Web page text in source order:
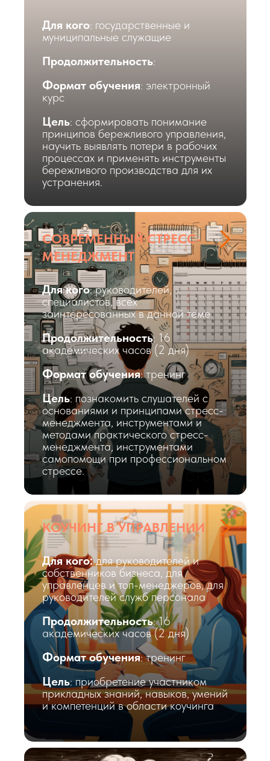
Для кого: государственные и
муниципальные служащие
Продолжительность:
Формат обучения: электронный
курс
Цель: сформировать понимание
принципов бережливого управления,
научить выявлять потери в рабочих
процессах и применять инструменты
бережливого производства для их
устранения.
СОВРЕМЕННЫЙ СТРЕСС-
МЕНЕДЖМЕНТ
Для кого: руководителей,
специалистов, всех
заинтересованных в данной теме
Продолжительность: 16
академических часов (2 дня)
Формат обучения: тренинг
Цель: познакомить слушателей с
основаниями и принципами стресс-
менеджмента, инструментами и
методами практического стресс-
менеджмента, инструментами
самопомощи при профессиональном
стрессе.
КОУЧИНГ В УПРАВЛЕНИИ
Для кого:для руководителей и
собственников бизнеса, для
управленцев и топ-менеджеров, для
руководителей служб персонала
Продолжительность: 16
академических часов (2 дня)
Формат обучения: тренинг
Цель: приобретение участником
прикладных знаний, навыков, умений
и компетенций в области коучинга